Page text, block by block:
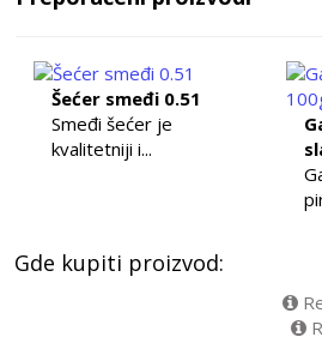
Šećer smeđi 0.51
Smeđi šećer je
kvalitetniji i...
Gde kupiti proizvod: